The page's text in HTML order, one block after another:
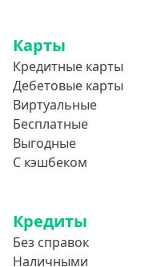
Карты
Кредитные карты
Дебетовые карты
Виртуальные
Бесплатные
Выгодные
С кэшбеком
Кредиты
Без справок
Наличными